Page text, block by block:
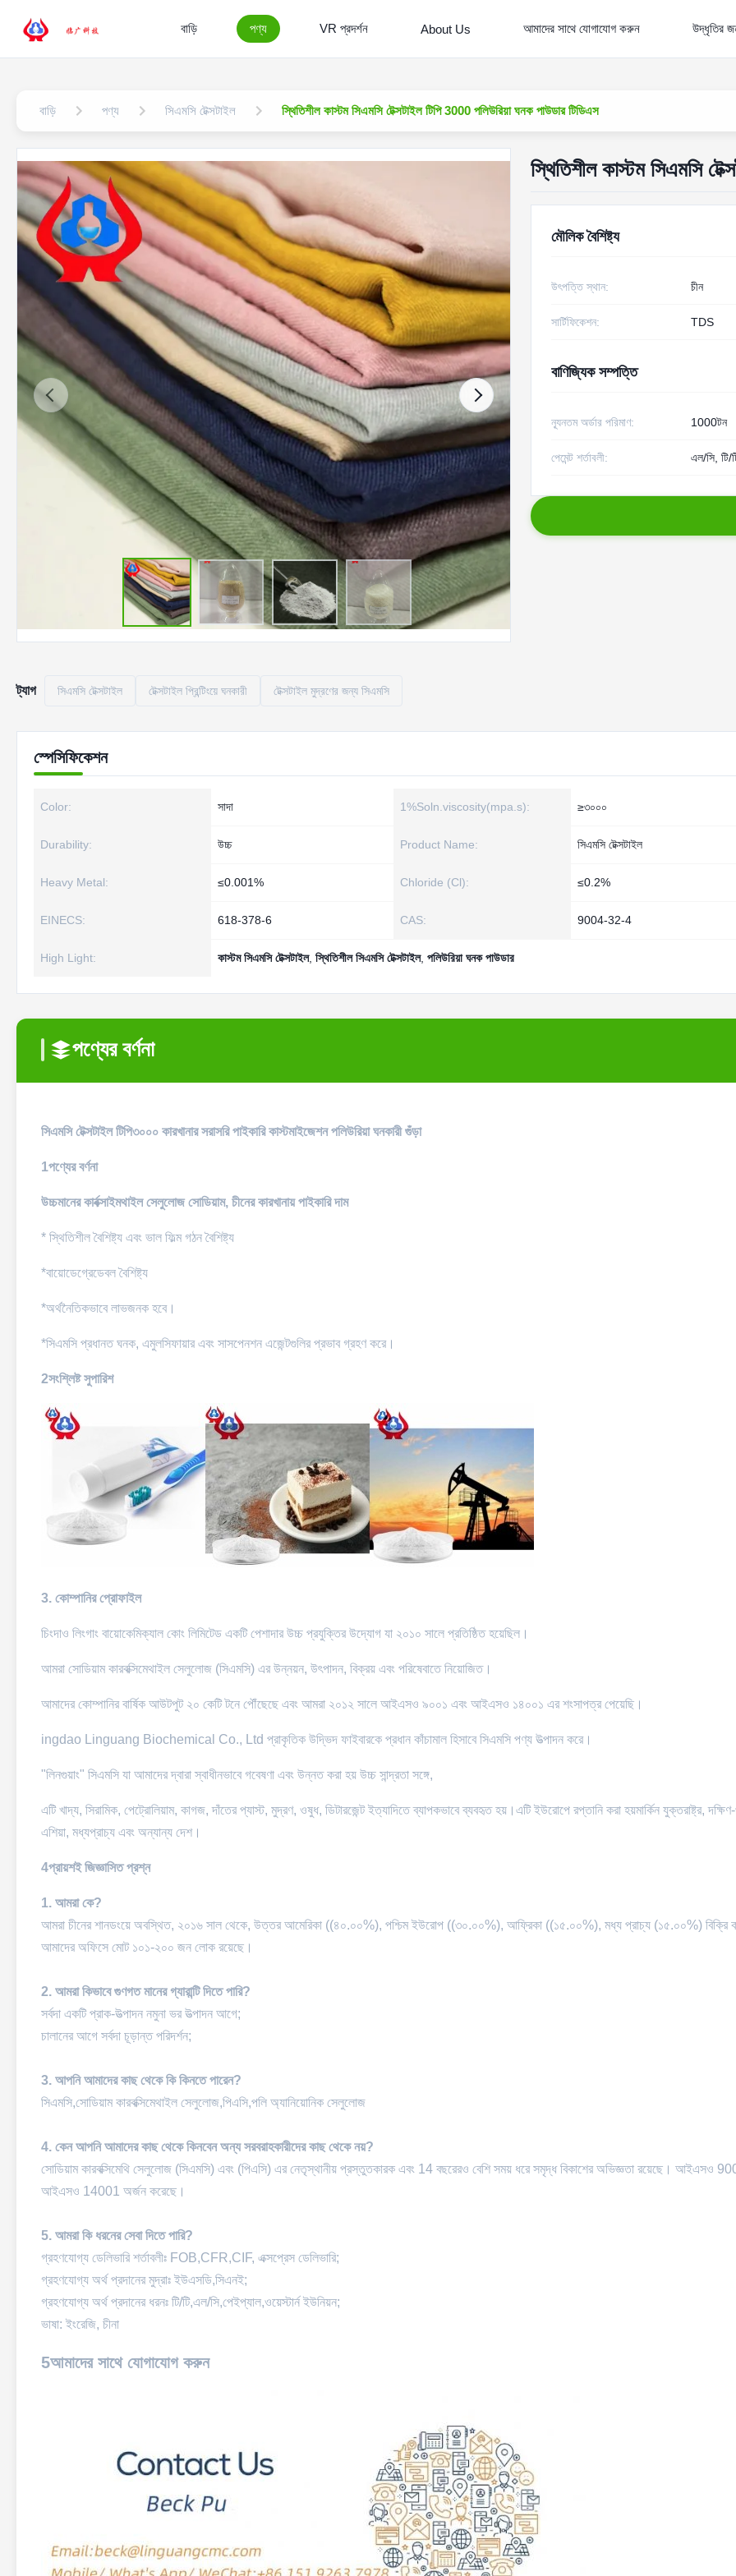
বাড়ি পণ্য VR প্রদর্শন About Us আমাদের সাথে যোগাযোগ করুন উদ্ধৃতির
বাড়ি পণ্য সিএমসি টেক্সটাইল স্থিতিশীল কাস্টম সিএমসি টেক্সটাইল টিপি 3000 পলিউরিয়া ঘনক পাউডার টিডিএস
স্থিতিশীল কাস্টম সিএমসি
মৌলিক বৈশিষ্ট্য
উৎপত্তি স্থান: চীন
সার্টিফিকেশন: TDS
বাণিজ্যিক সম্পত্তি
ন্যূনতম অর্ডার পরিমাণ: 1000টন
পেমেন্ট শর্তাবলী: এল/সি, টি/
ট্যাগ সিএমসি টেক্সটাইল টেক্সটাইল প্রিন্টিংয়ে ঘনকারী টেক্সটাইল মুদ্রণের জন্য সিএমসি
স্পেসিফিকেশন
Color: সাদা 1%Soln.viscosity(mpa.s): ≥৩০০০
Durability: উচ্চ Product Name: সিএমসি টেক্সটাইল
Heavy Metal: ≤0.001% Chloride (Cl): ≤0.2%
EINECS: 618-378-6 CAS: 9004-32-4
High Light: কাস্টম সিএমসি টেক্সটাইল, স্থিতিশীল সিএমসি টেক্সটাইল, পলিউরিয়া ঘনক পাউডার
পণ্যের বর্ণনা
সিএমসি টেক্সটাইল টিপি৩০০০ কারখানার সরাসরি পাইকারি কাস্টমাইজেশন পলিউরিয়া ঘনকারী গুঁড়া
1পণ্যের বর্ণনা
উচ্চমানের কার্বক্সাইমথাইল সেলুলোজ সোডিয়াম, চীনের কারখানায় পাইকারি দাম
* স্থিতিশীল বৈশিষ্ট্য এবং ভাল ফিল্ম গঠন বৈশিষ্ট্য
*বায়োডেগ্রেডেবল বৈশিষ্ট্য
*অর্থনৈতিকভাবে লাভজনক হবে।
*সিএমসি প্রধানত ঘনক, এমুলসিফায়ার এবং সাসপেনশন এজেন্টগুলির প্রভাব গ্রহণ করে।
2সংশ্লিষ্ট সুপারিশ
3. কোম্পানির প্রোফাইল
চিংদাও লিংগাং বায়োকেমিক্যাল কোং লিমিটেড একটি পেশাদার উচ্চ প্রযুক্তির উদ্যোগ যা ২০১০ সালে প্রতিষ্ঠিত হয়েছিল।
আমরা সোডিয়াম কারবক্সিমেথাইল সেলুলোজ (সিএমসি) এর উন্নয়ন, উৎপাদন, বিক্রয় এবং পরিষেবাতে নিয়োজিত।
আমাদের কোম্পানির বার্ষিক আউটপুট ২০ কেটি টনে পৌঁছেছে এবং আমরা ২০১২ সালে আইএসও ৯০০১ এবং আইএসও ১৪০০১ এর শংসাপত্র পেয়েছি।
ingdao Linguang Biochemical Co., Ltd প্রাকৃতিক উদ্ভিদ ফাইবারকে প্রধান কাঁচামাল হিসাবে সিএমসি পণ্য উত্পাদন করে।
"লিনগুয়াং" সিএমসি যা আমাদের দ্বারা স্বাধীনভাবে গবেষণা এবং উন্নত করা হয় উচ্চ সান্দ্রতা সঙ্গে,
এটি খাদ্য, সিরামিক, পেট্রোলিয়াম, কাগজ, দাঁতের প্যাস্ট, মুদ্রণ, ওষুধ, ডিটারজেন্ট ইত্যাদিতে ব্যাপকভাবে ব্যবহৃত হয়।এটি ইউরোপে রপ্তানি করা হয়মার্কিন যুক্তরাষ্ট্র, দক্ষিণ-
এশিয়া, মধ্যপ্রাচ্য এবং অন্যান্য দেশ।
4প্রায়শই জিজ্ঞাসিত প্রশ্ন
1. আমরা কে?
আমরা চীনের শানডংয়ে অবস্থিত, ২০১৬ সাল থেকে, উত্তর আমেরিকা ((৪০.০০%), পশ্চিম ইউরোপ ((৩০.০০%), আফ্রিকা ((১৫.০০%), মধ্য প্রাচ্য (১৫.০০%) বিক্রি
আমাদের অফিসে মোট ১০১-২০০ জন লোক রয়েছে।
2. আমরা কিভাবে গুণগত মানের গ্যারান্টি দিতে পারি?
সর্বদা একটি প্রাক-উত্পাদন নমুনা ভর উত্পাদন আগে;
চালানের আগে সর্বদা চূড়ান্ত পরিদর্শন;
3. আপনি আমাদের কাছ থেকে কি কিনতে পারেন?
সিএমসি,সোডিয়াম কারবক্সিমেথাইল সেলুলোজ,পিএসি,পলি অ্যানিয়োনিক সেলুলোজ
4. কেন আপনি আমাদের কাছ থেকে কিনবেন অন্য সরবরাহকারীদের কাছ থেকে নয়?
সোডিয়াম কারবক্সিমেথি সেলুলোজ (সিএমসি) এবং (পিএসি) এর নেতৃস্থানীয় প্রস্তুতকারক এবং 14 বছরেরও বেশি সময় ধরে সমৃদ্ধ বিকাশের অভিজ্ঞতা রয়েছে। আইএসও
আইএসও 14001 অর্জন করেছে।
5. আমরা কি ধরনের সেবা দিতে পারি?
গ্রহণযোগ্য ডেলিভারি শর্তাবলীঃ FOB,CFR,CIF, এক্সপ্রেস ডেলিভারি;
গ্রহণযোগ্য অর্থ প্রদানের মুদ্রাঃ ইউএসডি,সিএনই;
গ্রহণযোগ্য অর্থ প্রদানের ধরনঃ টি/টি,এল/সি,পেইপ্যাল,ওয়েস্টার্ন ইউনিয়ন;
ভাষা: ইংরেজি, চীনা
5আমাদের সাথে যোগাযোগ করুন